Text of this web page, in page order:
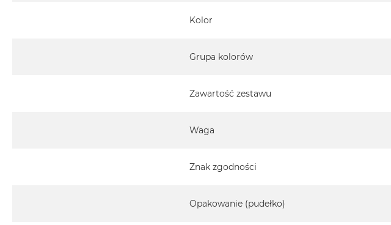
Kolor
Grupa kolorów
Zawartość zestawu
Waga
Znak zgodności
Opakowanie (pudełko)